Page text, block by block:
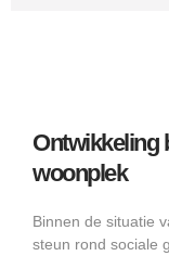
Ontwikkeling
woonplek
Binnen de situatie
steun rond sociale